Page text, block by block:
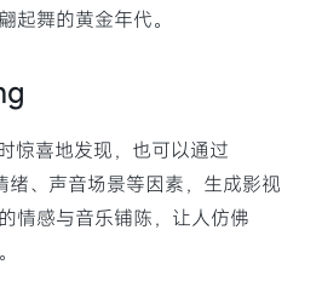
起舞的黄金年代。
惊喜地发现，也可以通过
、声音场景等因素，生成影视
情感与音乐铺陈，让人仿佛